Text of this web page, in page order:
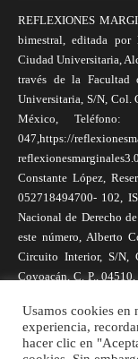
REFLEXIONES
bimestral, editada
Ciudad Universitaria,
través de la Facultad
Universitaria, S/N, Col.
México, Teléfono:
047,https://
Constante López,
052718494700- 102,
Nacional de Derecho
este número, Alberto
Circuito Interior, S/N,
Coyoacán, C. P.,
necesariamente
Autónoma de México.
sus artículos. Se
Usamos cookies en
experiencia,
hacer clic en